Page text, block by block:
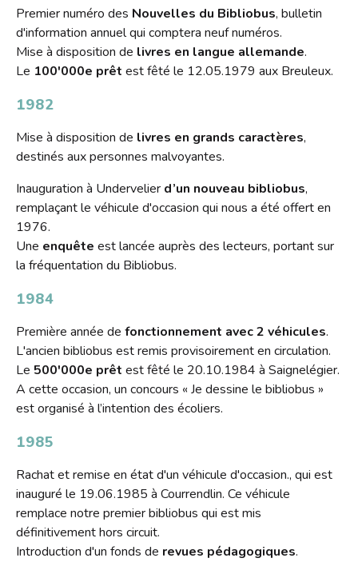
Premier numéro des Nouvelles du Bibliobus, bulletin
d'information annuel qui comptera neuf numéros.
Mise à disposition de livres en langue allemande.
Le 100'000e prêt est fêté le 12.05.1979 aux Breuleux.
1982
Mise à disposition de livres en grands caractères,
destinés aux personnes malvoyantes.
Inauguration à Undervelier d’un nouveau bibliobus,
remplaçant le véhicule d'occasion qui nous a été offert en
1976.
Une enquête est lancée auprès des lecteurs, portant sur
la fréquentation du Bibliobus.
1984
Première année de fonctionnement avec 2 véhicules.
L'ancien bibliobus est remis provisoirement en circulation.
Le 500'000e prêt est fêté le 20.10.1984 à Saignelégier.
A cette occasion, un concours « Je dessine le bibliobus »
est organisé à l’intention des écoliers.
1985
Rachat et remise en état d'un véhicule d'occasion., qui est
inauguré le 19.06.1985 à Courrendlin. Ce véhicule
remplace notre premier bibliobus qui est mis
définitivement hors circuit.
Introduction d'un fonds de revues pédagogiques.